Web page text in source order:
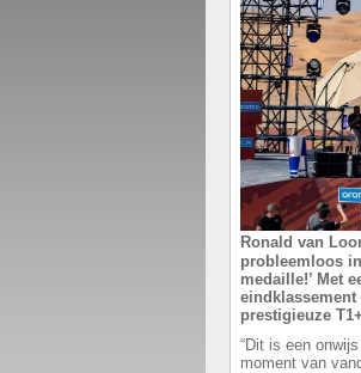
Ronald van
probleemloos
medaille!’ Met
prestigieuze
“Dit is een
moment van